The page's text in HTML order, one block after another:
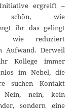
ergreift –
schön, wie
ihr das gelingt
wie reduziert
Aufwand. Derweil
Kollege immer
im Nebel, die
suchen Kontakt
nein, kein
sondern eine